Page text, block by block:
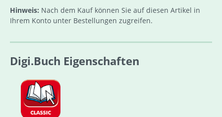
Hinweis: Nach dem Kauf können Sie auf diesen Artikel in
Ihrem Konto unter Bestellungen zugreifen.
Digi.Buch Eigenschaften